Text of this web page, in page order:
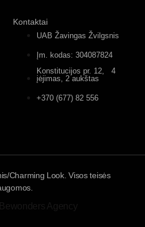
Kontaktai
UAB Žavingas Žvilgsnis
Įm. kodas: 304087824
Konstitucijos pr. 12, 4
įėjimas, 2 aukštas
+370 (677) 82 556
Charming Look. Visos teisės
Agency